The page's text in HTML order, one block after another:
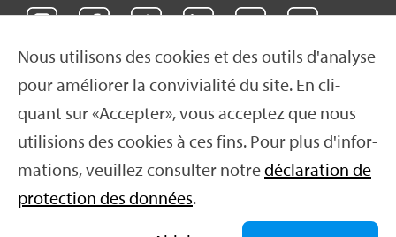
Nous uti­li­sons des cookies et des outils d'ana­lyse
pour amé­lio­rer la convi­via­lité du site. En cli­
quant sur «Accep­ter», vous accep­tez que nous
uti­li­sions des cookies à ces fins. Pour plus d'in­for­
ma­tions, veuillez consul­ter notredécla­ra­tion de
pro­tec­tion des don­nées.
© 2016 Swiss Olym­pic 2026
|Condi­tions d'uti­li­